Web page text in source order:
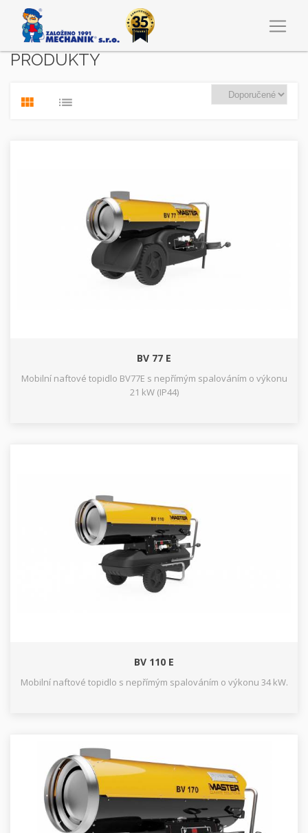
PRODUKTY
BV 77 E
Mobilní naftové topidlo BV77E s nepřímým spalováním o výkonu
21 kW (IP44)
BV 110 E
Mobilní naftové topidlo s nepřímým spalováním o výkonu 34 kW.